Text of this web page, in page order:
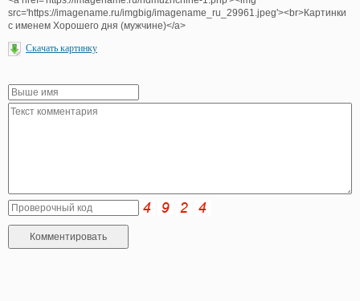
src='https://imagename.ru/imgbig/imagename_ru_29961.jpeg'><br>Картинки
с именем Хорошего дня (мужчине)</a>
Скачать картинку